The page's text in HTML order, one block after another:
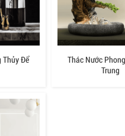
Thủy Để
Thác Nước
Trung